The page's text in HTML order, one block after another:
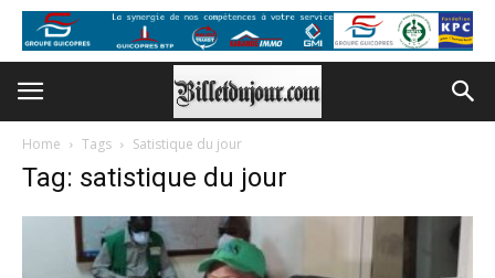
Home Tags Satistique du jour
Tag: satistique du jour